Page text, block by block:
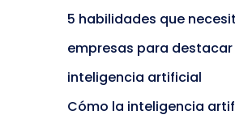
5 habilidades que
empresas para destacar
inteligencia artificial
Cómo la inteligencia